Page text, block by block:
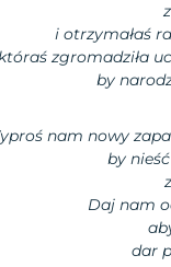
i otrzymałaś
zgromadziła
by
nam nowy
by
Daj nam
dar